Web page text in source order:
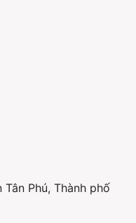
Phú, Thành phố